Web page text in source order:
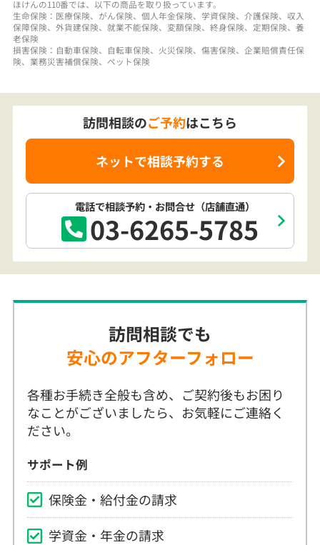
老保険
損害保険：自動車保険、自転車保険、火災保険、傷害保険、企業賠償責任保
険、業務災害補償保険、ペット保険
03-6265-5785
訪問相談のご予約はこちら
ネットで相談予約する
訪問相談でも
安心のアフターフォロー
各種お手続き全般も含め、ご契約後もお困り
ださい。
サポート例
保険金・給付金の請求
学資金・年金の請求
契約情報の変更（住所、氏名、名義 等）